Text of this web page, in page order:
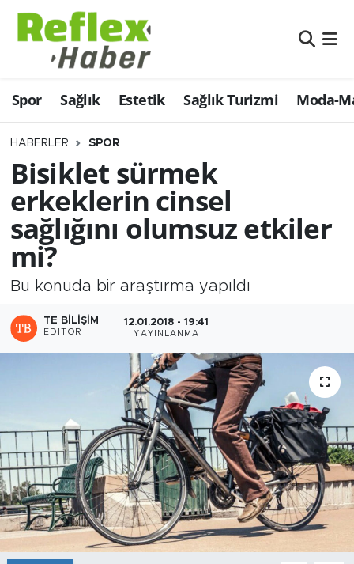
Spor Sağlık Estetik Sağlık Turizmi Moda-
HABERLER SPOR
Bisiklet sürmek
erkeklerin cinsel
sağlığını olumsuz etkiler
mi?
Bu konuda bir araştırma yapıldı
TE BILIŞIM
EDITÖR
12.01.2018 - 19:41
YAYINLANMA
Eğitim
Estetik
Firmalardan
Güncel
İş ve Ekonomi
Moda-Magazin-Eğlence
Spor
Teknoloji
Nöbetçi Eczaneler
Hava Durumu
Namaz Vakitleri
Trafik Durumu
Şampiyonlar Ligi Puan Durumu ve Fikstür
Tüm Manşetler